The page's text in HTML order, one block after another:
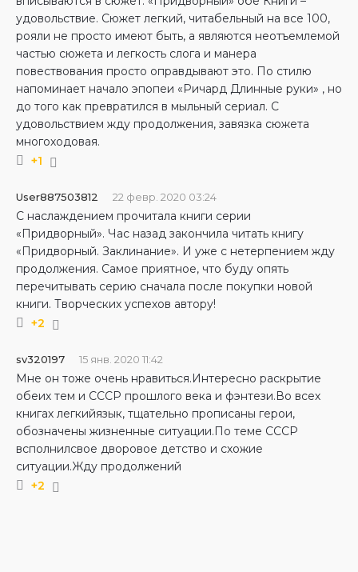
удовольствие. Сюжет легкий, читабельный на все 100,
рояли не просто имеют быть, а являются неотъемлемой
частью сюжета и легкость слога и манера
повествования просто оправдывают это. По стилю
напоминает начало эпопеи «Ричард Длинные руки» , но
до того как превратился в мыльный сериал. С
удовольствием жду продолжения, завязка сюжета
многоходовая.
+1
User887503812 22 февр. 2020 03:24
С наслаждением прочитала книги серии
«Придворный». Час назад закончила читать книгу
«Придворный. Заклинание». И уже с нетерпением жду
продолжения. Самое приятное, что буду опять
перечитывать серию сначала после покупки новой
книги. Творческих успехов автору!
+2
sv320197 15 янв. 2020 11:42
Мне он тоже очень нравиться.Интересно раскрытие
обеих тем и СССР прошлого века и фэнтези.Во всех
книгах легкийязык, тщательно прописаны герои,
обозначены жизненные ситуации.По теме СССР
всполнилсвое дворовое детство и схожие
ситуации.Жду продолжений
+2